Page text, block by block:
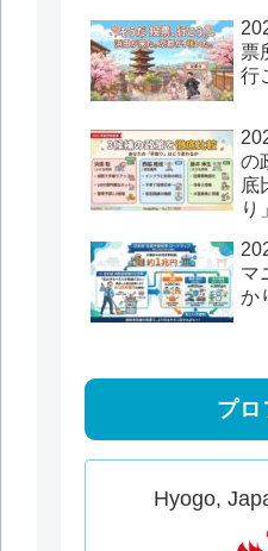
票
行
の
底
り
マ
か
プロ
Hyogo,